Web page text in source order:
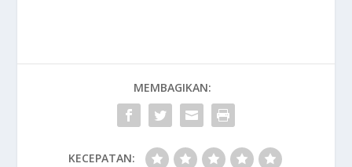
MEMBAGIKAN:
KECEPATAN: